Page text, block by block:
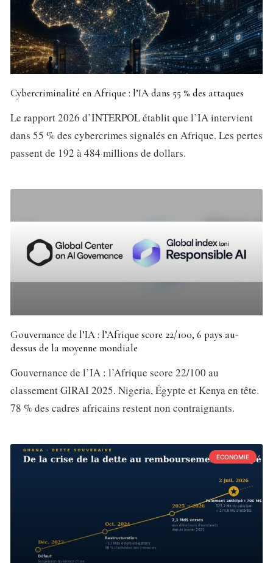
Cybercriminalité en Afrique : l’IA dans 55 % des attaques
Le rapport 2026 d’INTERPOL établit que l’IA intervient
dans 55 % des cybercrimes signalés en Afrique. Les pertes
passent de 192 à 484 millions de dollars.
Gouvernance de l’IA : l’Afrique score 22/100, 6 pays au-
dessus de la moyenne mondiale
Gouvernance de l’IA : l’Afrique score 22/100 au
classement GIRAI 2025. Nigeria, Égypte et Kenya en tête.
78 % des cadres africains restent non contraignants.
ECONOMIE